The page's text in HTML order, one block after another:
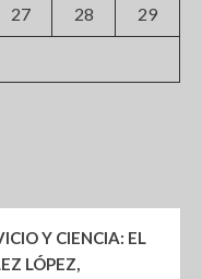
27 28 29
Y CIENCIA: EL
LÓPEZ,